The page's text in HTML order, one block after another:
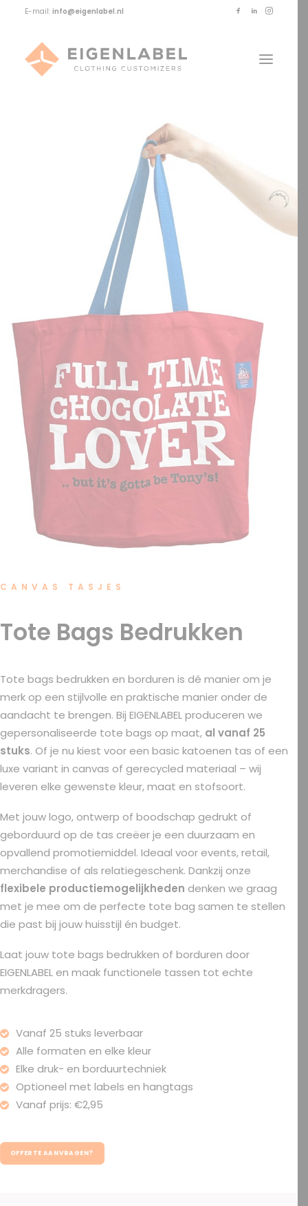
E-mail: info@eigenlabel.nl
OFFERTE?
SEARCH
CANVAS TASJES
Tote Bags Bedrukken
Tote bags bedrukken en borduren is dé manier om je
merk op een stijlvolle en praktische manier onder de
aandacht te brengen. Bij EIGENLABEL produceren we
gepersonaliseerde tote bags op maat, al vanaf 25
stuks. Of je nu kiest voor een basic katoenen tas of een
luxe variant in canvas of gerecycled materiaal – wij
leveren elke gewenste kleur, maat en stofsoort.
Met jouw logo, ontwerp of boodschap gedrukt of
geborduurd op de tas creëer je een duurzaam en
opvallend promotiemiddel. Ideaal voor events, retail,
merchandise of als relatiegeschenk. Dankzij onze
flexibele productiemogelijkheden denken we graag
met je mee om de perfecte tote bag samen te stellen
die past bij jouw huisstijl én budget.
Laat jouw tote bags bedrukken of borduren door
EIGENLABEL en maak functionele tassen tot echte
merkdragers.
Vanaf 25 stuks leverbaar
Alle formaten en elke kleur
Elke druk- en borduurtechniek
Optioneel met labels en hangtags
Vanaf prijs: €2,95
OFFERTE AANVRAGEN?